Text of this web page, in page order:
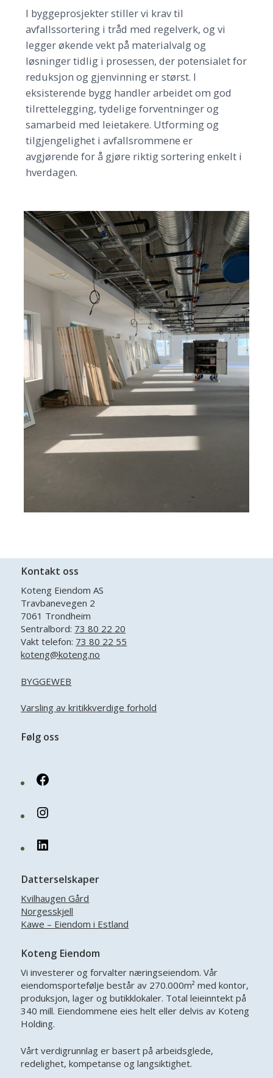
I byggeprosjekter stiller vi krav til
avfallssortering i tråd med regelverk, og vi
legger økende vekt på materialvalg og
løsninger tidlig i prosessen, der potensialet for
reduksjon og gjenvinning er størst. I
eksisterende bygg handler arbeidet om god
tilrettelegging, tydelige forventninger og
samarbeid med leietakere. Utforming og
tilgjengelighet i avfallsrommene er
avgjørende for å gjøre riktig sortering enkelt i
hverdagen.
Kontakt oss
Koteng Eiendom AS
Travbanevegen 2
7061 Trondheim
Sentralbord: 73 80 22 20
Vakt telefon: 73 80 22 55
koteng@koteng.no
BYGGEWEB
Varsling av kritikkverdige forhold
Følg oss
Datterselskaper
Kvilhaugen Gård
Norgesskjell
Kawe – Eiendom i Estland
Koteng Eiendom
Vi investerer og forvalter næringseiendom. Vår
eiendomsportefølje består av 270.000m² med kontor,
produksjon, lager og butikklokaler. Total leieinntekt på
340 mill. Eiendommene eies helt eller delvis av Koteng
Holding.
Vårt verdigrunnlag er basert på arbeidsglede,
redelighet, kompetanse og langsiktighet.